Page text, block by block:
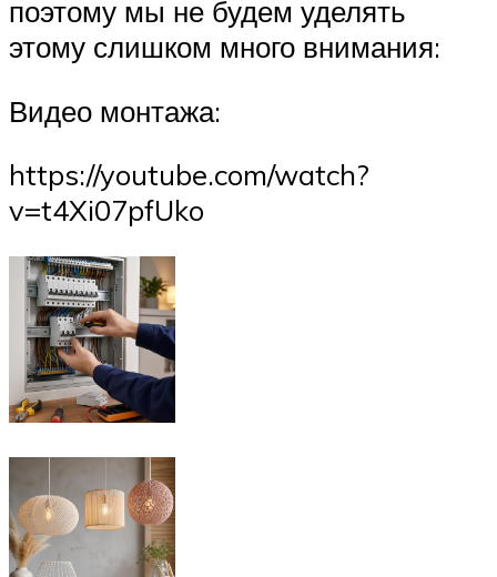
поэтому мы не будем уделять
этому слишком много внимания:
Видео монтажа:
https://youtube.com/watch?
v=t4Xi07pfUko